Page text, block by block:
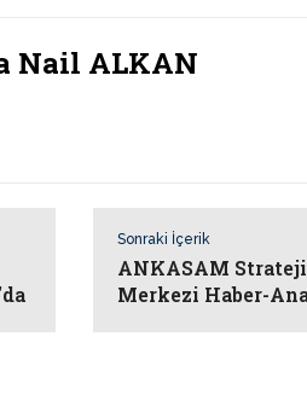
Nail ALKAN
Sonraki İçerik
ANKASAM
Merkezi Haber-